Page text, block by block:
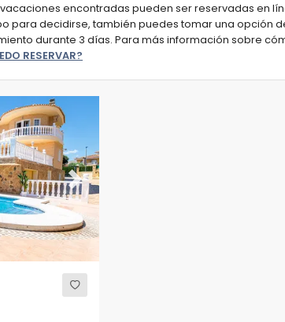
de vacaciones encontradas pueden ser reservadas en
para decidirse, también puedes tomar una opción de
durante 3 días. Para más información sobre
RESERVAR?
Next